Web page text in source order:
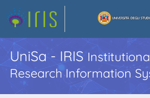
UniSa - IRIS
Research Information